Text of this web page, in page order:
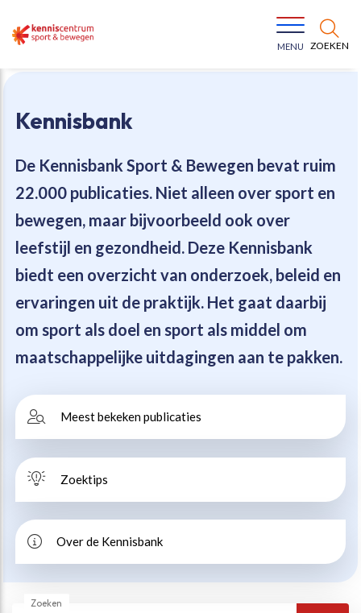
ZOEKEN
MENU
Kennisbank
De Kennisbank Sport & Bewegen bevat ruim
22.000 publicaties. Niet alleen over sport en
bewegen, maar bijvoorbeeld ook over
leefstijl en gezondheid. Deze Kennisbank
biedt een overzicht van onderzoek, beleid en
ervaringen uit de praktijk. Het gaat daarbij
om sport als doel en sport als middel om
maatschappelijke uitdagingen aan te pakken.
Meest bekeken publicaties
Zoektips
Over de Kennisbank
Zoeken
Zoeken
Bewegen voor een gezonde leefstijl
Jeugd in beweging
Vitaal ouder worden
Maatschappelijke waarde
Beweegvriendelijke omgeving
Esports, gaming en gamification
Alle thema’s
Ons team
Onze missie
Onze werkwijze
Organisatie
Werken bij